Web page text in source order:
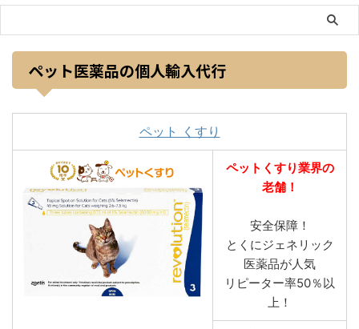
ペット医薬品の個人輸入代行
ペット くすり
ペットくすり業界の
老舗！
安全保障！
とくにジェネリック
医薬品が人気
リピーター率50％以
上！